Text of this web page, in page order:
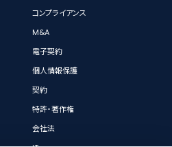
コンプライアンス
M&A
電子契約
個人情報保護
契約
特許・著作権
会社法